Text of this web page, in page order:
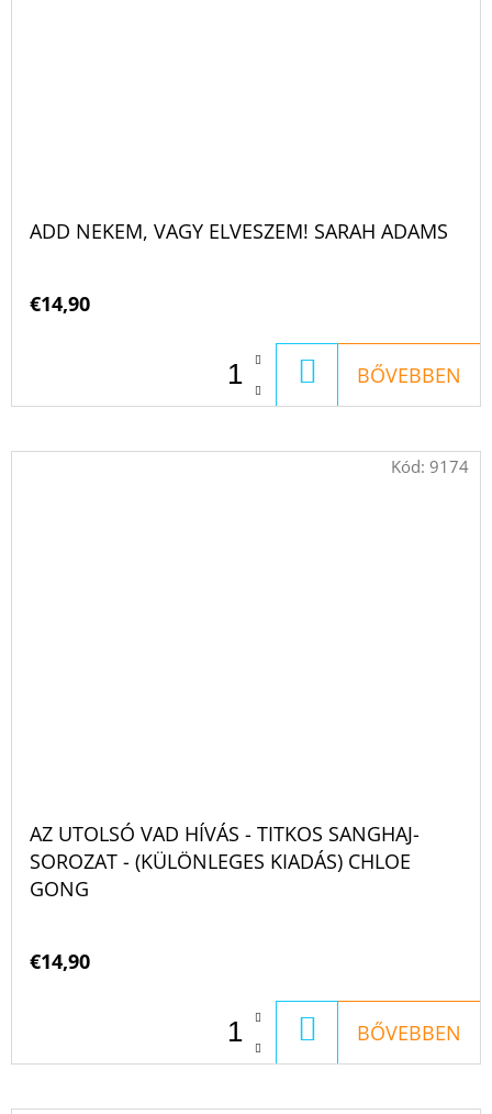
ADD NEKEM, VAGY ELVESZEM! SARAH ADAMS
€14,90
KOSÁRBA
BŐVEBBEN
AZ UTOLSÓ VAD HÍVÁS - TITKOS SANGHAJ-
SOROZAT - (KÜLÖNLEGES KIADÁS) CHLOE
GONG
€14,90
KOSÁRBA
BŐVEBBEN
Kód: 9174